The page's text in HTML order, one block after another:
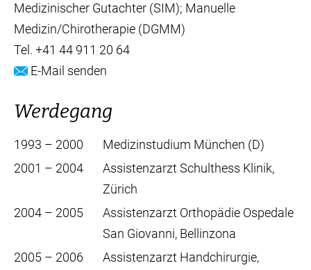
Medizinischer Gutachter (SIM); Manuelle
Medizin/Chirotherapie (DGMM)
Tel. +41 44 911 20 64
E-Mail senden
Werdegang
1993 – 2000
Medizinstudium München (D)
2001 – 2004
Assistenzarzt Schulthess Klinik,
Zürich
2004 – 2005
Assistenzarzt Orthopädie Ospedale
San Giovanni, Bellinzona
2005 – 2006
Assistenzarzt Handchirurgie,